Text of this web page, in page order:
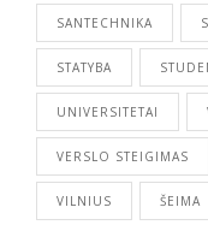
SANTECHNIKA
STATYBA
UNIVERSITETAI
VERSLO STEIGIMAS
VILNIUS ŠEIMA